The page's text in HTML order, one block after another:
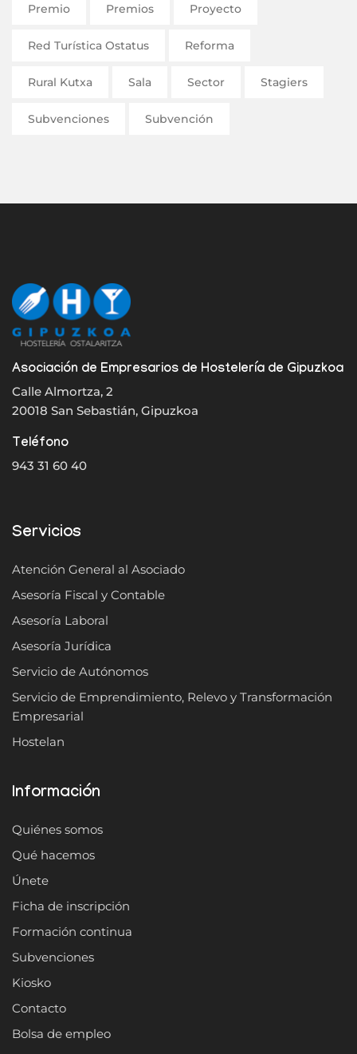
Premio Premios Proyecto
Red Turística Ostatus Reforma
Rural Kutxa Sala Sector Stagiers
Subvenciones Subvención
Asociación de Empresarios de Hostelería de Gipuzkoa
Calle Almortza, 2
20018 San Sebastián, Gipuzkoa
Teléfono
943 31 60 40
Servicios
Atención General al Asociado
Asesoría Fiscal y Contable
Asesoría Laboral
Asesoría Jurídica
Servicio de Autónomos
Servicio de Emprendimiento, Relevo y Transformación
Empresarial
Hostelan
Información
Quiénes somos
Qué hacemos
Únete
Ficha de inscripción
Formación continua
Subvenciones
Kiosko
Contacto
Bolsa de empleo